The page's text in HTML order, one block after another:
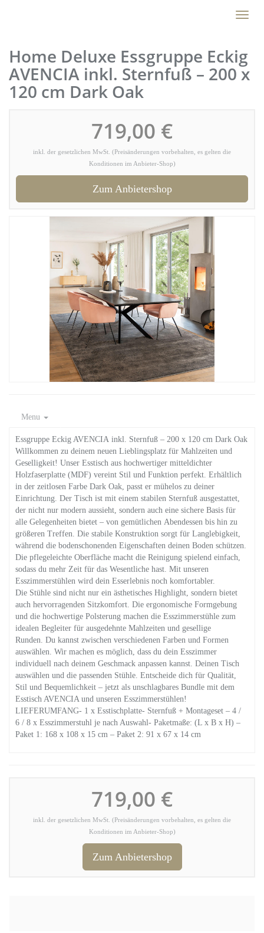
Toggle
Home Deluxe Essgruppe Eckig
AVENCIA inkl. Sternfuß – 200 x
120 cm Dark Oak
719,00 €
inkl. der gesetzlichen MwSt. (Preisänderungen vorbehalten, es gelten die
Konditionen im Anbieter-Shop)
Zum Anbietershop
Menu
Essgruppe Eckig AVENCIA inkl. Sternfuß – 200 x 120 cm Dark Oak
Willkommen zu deinem neuen Lieblingsplatz für Mahlzeiten und
Geselligkeit! Unser Esstisch aus hochwertiger mitteldichter
Holzfaserplatte (MDF) vereint Stil und Funktion perfekt. Erhältlich
in der zeitlosen Farbe Dark Oak, passt er mühelos zu deiner
Einrichtung. Der Tisch ist mit einem stabilen Sternfuß ausgestattet,
der nicht nur modern aussieht, sondern auch eine sichere Basis für
alle Gelegenheiten bietet – von gemütlichen Abendessen bis hin zu
größeren Treffen. Die stabile Konstruktion sorgt für Langlebigkeit,
während die bodenschonenden Eigenschaften deinen Boden schützen.
Die pflegeleichte Oberfläche macht die Reinigung spielend einfach,
sodass du mehr Zeit für das Wesentliche hast. Mit unseren
Esszimmerstühlen wird dein Esserlebnis noch komfortabler.
Die Stühle sind nicht nur ein ästhetisches Highlight, sondern bietet
auch hervorragenden Sitzkomfort. Die ergonomische Formgebung
und die hochwertige Polsterung machen die Esszimmerstühle zum
idealen Begleiter für ausgedehnte Mahlzeiten und gesellige
Runden. Du kannst zwischen verschiedenen Farben und Formen
auswählen. Wir machen es möglich, dass du dein Esszimmer
individuell nach deinem Geschmack anpassen kannst. Deinen Tisch
auswählen und die passenden Stühle. Entscheide dich für Qualität,
Stil und Bequemlichkeit – jetzt als unschlagbares Bundle mit dem
Esstisch AVENCIA und unseren Esszimmerstühlen!
LIEFERUMFANG- 1 x Esstischplatte- Sternfuß + Montageset – 4 /
6 / 8 x Esszimmerstuhl je nach Auswahl- Paketmaße: (L x B x H) –
Paket 1: 168 x 108 x 15 cm – Paket 2: 91 x 67 x 14 cm
719,00 €
inkl. der gesetzlichen MwSt. (Preisänderungen vorbehalten, es gelten die
Konditionen im Anbieter-Shop)
Zum Anbietershop